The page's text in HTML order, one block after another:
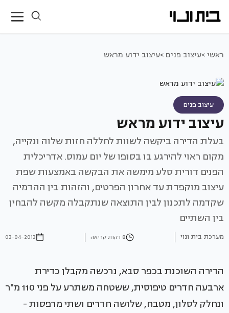
ראשי >עיצוב פנים >עיצוב ידוע מראש
עיצוב פנים
עיצוב ידוע מראש
בעלת הדירה ביקשה לשוות לחללה חזות שלוה ונקייה,
מקום ראוי להירגע בו בסופו של יום עמוס. אדריכלית
הפנים דורית סלע מימשה את הבקשה באמצעות שפת
עיצוב מוקפדת עד אחרון הפרטים, והזהות בין ההדמיה
שקדמה לתכנון לבין התוצאה שנתקבלה מקשה להבחין
בין השתיים
מערכת בית ונוי 8 דקות קריאה 03-04-2013
הדירה השוכנת בכפר סבא, נרכשה מקבלן כדירת
ארבעה חדרים טיפוסית, ששטחה משתרע על פני 110 מ"ר
ונחלק לסלון, מטבח, שלושה חדרים ושתי מרפסות -